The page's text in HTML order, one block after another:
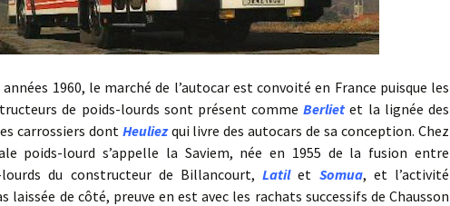
1960, le marché de l’autocar est convoité en France puisque les
de poids-lourds sont présent commeBerliet et la lignée des
carrossiers dont Heuliezqui livre des autocars de sa conception. Chez
poids-lourd s’appelle la Saviem, née en 1955 de la fusion entre
lourds du constructeur de Billancourt,Latilet Somua, et l’activité
laissée de côté, preuve en est avec les rachats successifs de Chausson